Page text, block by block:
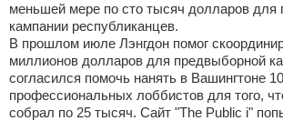
меньшей мере по сто тысяч долларов для
кампании республиканцев.
В прошлом июле Лэнгдон помог
миллионов долларов для предвыборной
согласился помочь нанять в Вашингтоне
профессиональных лоббистов для того,
собрал по 25 тысяч. Сайт "The Public i"